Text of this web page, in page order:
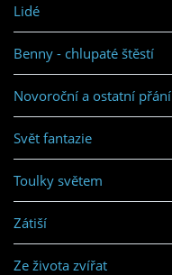
Lidé
Benny - chlupaté štěstí
Novoroční a ostatní přání
Svět fantazie
Toulky světem
Zátiší
Ze života zvířat